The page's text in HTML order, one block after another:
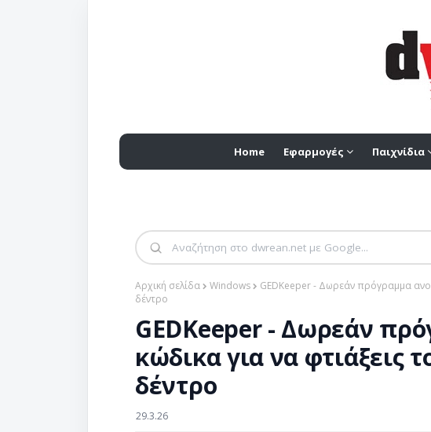
Home Εφαρμογές Παιχνίδια
Αρχική σελίδα Windows
GEDKeeper - Δωρεάν πρόγραμμα
δέντρο
GEDKeeper - Δωρεάν
κώδικα για να φτιάξεις
δέντρο
29.3.26